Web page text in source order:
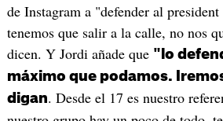
de Instagram a "defender al
tenemos que salir a la calle, no nos
dicen. Y Jordi añade que "lo
máximo que podamos.
digan. Desde el 17 es nuestro